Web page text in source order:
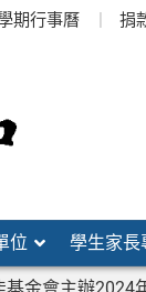
期行事曆 捐
位 學生家長